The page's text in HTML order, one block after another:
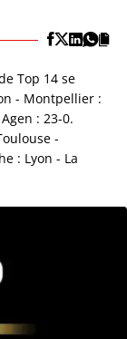
Top 14 se
- Montpellier :
: 23-0.
-
: Lyon - La